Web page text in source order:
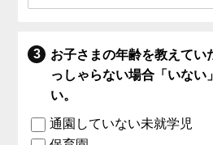
お子さまの年齢を教えてい
っしゃらない場合「いない
い。
通園していない未就学児